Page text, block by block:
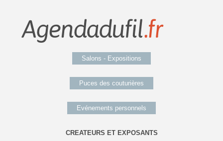
Salons - Expositions
Puces des couturières
Evénements personnels
CREATEURS ET EXPOSANTS